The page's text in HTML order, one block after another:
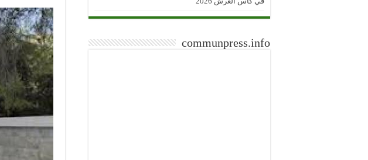
communpress.info